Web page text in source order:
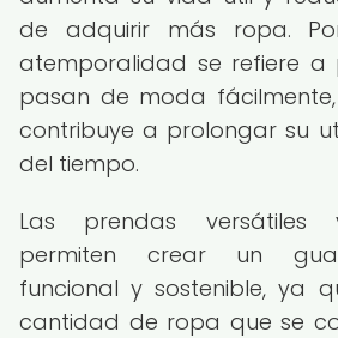
de adquirir más ropa.
atemporalidad se refiere a
pasan de moda
contribuye a prolongar su
del tiempo.
Las prendas versátiles
permiten crear un
funcional y sostenible, ya
cantidad de ropa que se